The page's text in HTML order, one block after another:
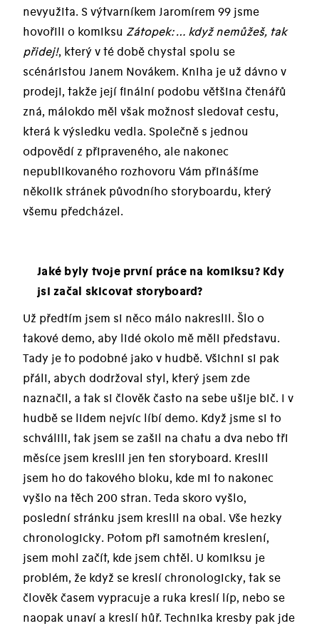
nevyužita. S výtvarníkem Jaromírem 99 jsme
hovořili o komiksu Zátopek: … když nemůžeš, tak
přidej!, který v té době chystal spolu se
scénáristou Janem Novákem. Kniha je už dávno v
prodeji, takže její finální podobu většina čtenářů
zná, málokdo měl však možnost sledovat cestu,
která k výsledku vedla. Společně s jednou
odpovědí z připraveného, ale nakonec
nepublikovaného rozhovoru Vám přinášíme
několik stránek původního storyboardu, který
všemu předcházel.
Jaké byly tvoje první práce na komiksu? Kdy
jsi začal skicovat storyboard?
Už předtím jsem si něco málo nakreslil. Šlo o
takové demo, aby lidé okolo mě měli představu.
Tady je to podobné jako v hudbě. Všichni si pak
přáli, abych dodržoval styl, který jsem zde
naznačil, a tak si člověk často na sebe ušije bič. I v
hudbě se lidem nejvíc líbí demo. Když jsme si to
schválili, tak jsem se zašil na chatu a dva nebo tři
měsíce jsem kreslil jen ten storyboard. Kreslil
jsem ho do takového bloku, kde mi to nakonec
vyšlo na těch 200 stran. Teda skoro vyšlo,
poslední stránku jsem kreslil na obal. Vše hezky
chronologicky. Potom při samotném kreslení,
jsem mohl začít, kde jsem chtěl. U komiksu je
problém, že když se kreslí chronologicky, tak se
člověk časem vypracuje a ruka kreslí líp, nebo se
naopak unaví a kreslí hůř. Technika kresby pak jde